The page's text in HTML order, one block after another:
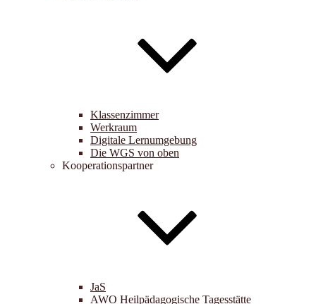
Klassenzimmer
Werkraum
Digitale Lernumgebung
Die WGS von oben
Kooperationspartner
JaS
AWO Heilpädagogische Tagesstätte